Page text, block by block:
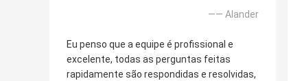
—— Alander
Eu penso que a equipe é profissional e
excelente, todas as perguntas feitas
rapidamente são respondidas e resolvidas,